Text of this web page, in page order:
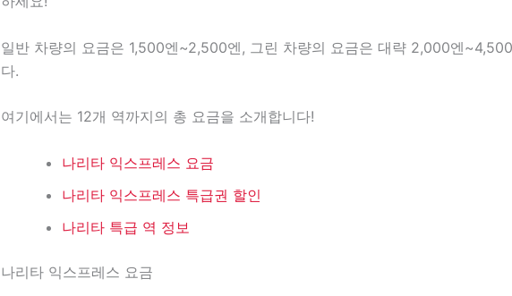
일반 차량의 요금은 1,500엔~2,500엔, 그린 차량의 요금은 대략 2,000엔
다.
여기에서는 12개 역까지의 총 요금을 소개합니다!
나리타 익스프레스 요금
나리타 익스프레스 특급권 할인
나리타 특급 역 정보
나리타 익스프레스 요금